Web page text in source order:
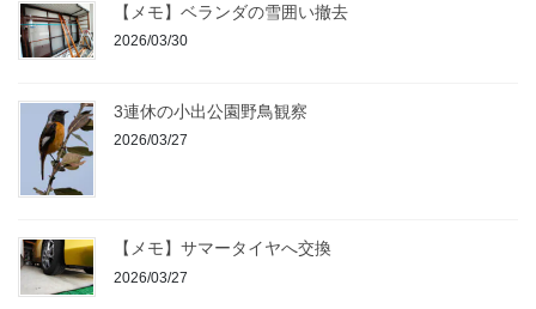
【メモ】ベランダの雪囲い撤去
2026/03/30
3連休の小出公園野鳥観察
2026/03/27
【メモ】サマータイヤへ交換
2026/03/27